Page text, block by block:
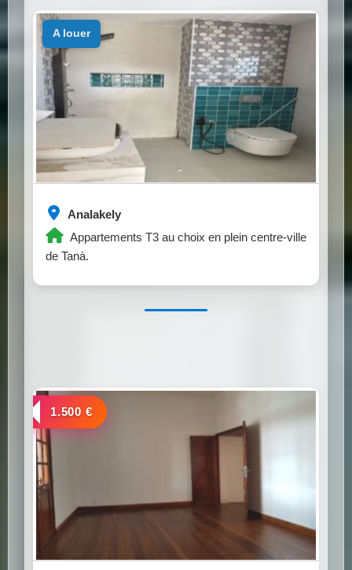
Analakely
Appartements T3 au choix en plein centre-ville
de Tanà.
a louer
a louer
1.500 €